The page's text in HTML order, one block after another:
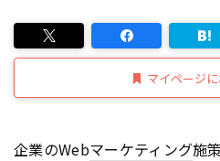
マイページ
企業のWebマーケティング施